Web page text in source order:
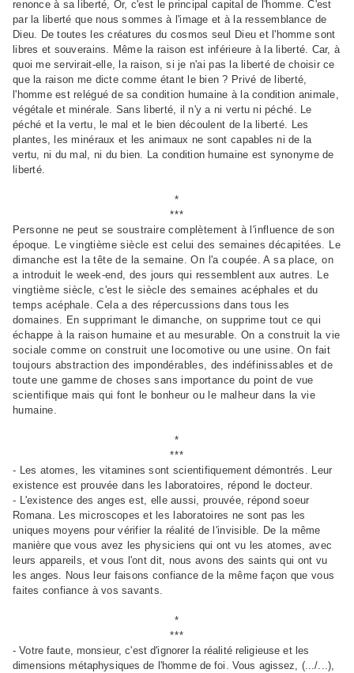
renonce à sa liberté, Or, c'est le principal capital de l'homme. C'est
par la liberté que nous sommes à l'image et à la ressemblance de
Dieu. De toutes les créatures du cosmos seul Dieu et l'homme sont
libres et souverains. Même la raison est inférieure à la liberté. Car, à
quoi me servirait-elle, la raison, si je n'ai pas la liberté de choisir ce
que la raison me dicte comme étant le bien ? Privé de liberté,
l'homme est relégué de sa condition humaine à la condition animale,
végétale et minérale. Sans liberté, il n'y a ni vertu ni péché. Le
péché et la vertu, le mal et le bien découlent de la liberté. Les
plantes, les minéraux et les animaux ne sont capables ni de la
vertu, ni du mal, ni du bien. La condition humaine est synonyme de
liberté.
*
***
Personne ne peut se soustraire complètement à l'influence de son
époque. Le vingtième siècle est celui des semaines décapitées. Le
dimanche est la tête de la semaine. On l'a coupée. A sa place, on
a introduit le week-end, des jours qui ressemblent aux autres. Le
vingtième siècle, c'est le siècle des semaines acéphales et du
temps acéphale. Cela a des répercussions dans tous les
domaines. En supprimant le dimanche, on supprime tout ce qui
échappe à la raison humaine et au mesurable. On a construit la vie
sociale comme on construit une locomotive ou une usine. On fait
toujours abstraction des impondérables, des indéfinissables et de
toute une gamme de choses sans importance du point de vue
scientifique mais qui font le bonheur ou le malheur dans la vie
humaine.
*
***
- Les atomes, les vitamines sont scientifiquement démontrés. Leur
existence est prouvée dans les laboratoires, répond le docteur.
- L'existence des anges est, elle aussi, prouvée, répond soeur
Romana. Les microscopes et les laboratoires ne sont pas les
uniques moyens pour vérifier la réalité de l'invisible. De la même
manière que vous avez les physiciens qui ont vu les atomes, avec
leurs appareils, et vous l'ont dit, nous avons des saints qui ont vu
les anges. Nous leur faisons confiance de la même façon que vous
faites confiance à vos savants.
*
***
- Votre faute, monsieur, c'est d'ignorer la réalité religieuse et les
dimensions métaphysiques de l'homme de foi. Vous agissez, (.../...),